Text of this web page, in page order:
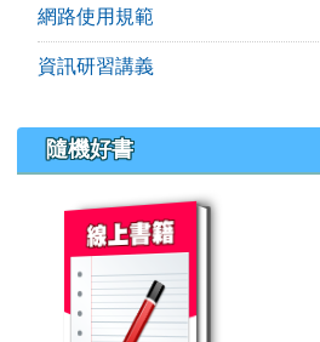
網路使用規範
資訊研習講義
隨機好書
book:校務模組使用說明